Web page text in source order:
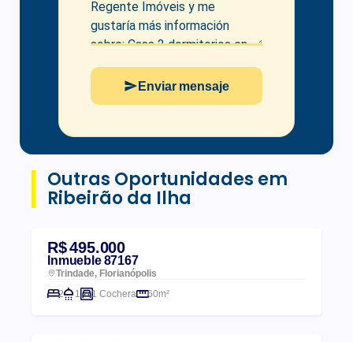
Enviar mensaje
Outras Oportunidades em
Ribeirão da Ilha
R$ 495.000
Inmueble 87167
Trindade, Florianópolis
2
1 1 Cochera 60m²